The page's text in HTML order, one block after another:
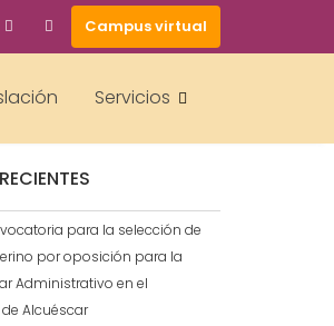
Campus virtual
Servicios
para la selección de
por oposición para la
Administrativo en el
Alcuéscar